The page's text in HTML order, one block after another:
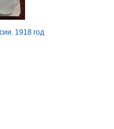
1918 год